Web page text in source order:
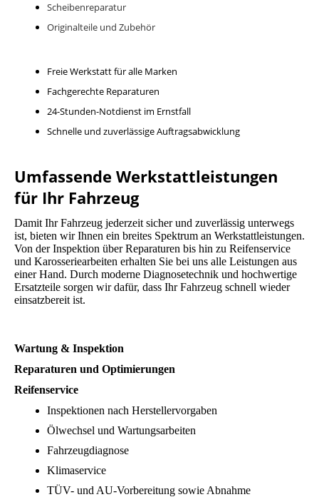
Scheibenreparatur
Originalteile und Zubehör
Freie Werkstatt für alle Marken
Fachgerechte Reparaturen
24-Stunden-Notdienst im Ernstfall
Schnelle und zuverlässige Auftragsabwicklung
Umfassende Werkstattleistungen
für Ihr Fahrzeug
Damit Ihr Fahrzeug jederzeit sicher und zuverlässig unterwegs
ist, bieten wir Ihnen ein breites Spektrum an Werkstattleistungen.
Von der Inspektion über Reparaturen bis hin zu Reifenservice
und Karosseriearbeiten erhalten Sie bei uns alle Leistungen aus
einer Hand. Durch moderne Diagnosetechnik und hochwertige
Ersatzteile sorgen wir dafür, dass Ihr Fahrzeug schnell wieder
einsatzbereit ist.
Wartung & Inspektion
Reparaturen und Optimierungen
Reifenservice
Inspektionen nach Herstellervorgaben
Ölwechsel und Wartungsarbeiten
Fahrzeugdiagnose
Klimaservice
TÜV- und AU-Vorbereitung sowie Abnahme